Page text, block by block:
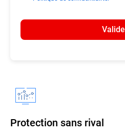
Protection sans rival